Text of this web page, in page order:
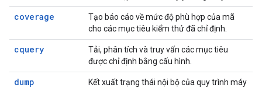
coverage
Tạo báo cáo về mức độ phù hợp của mã
cho các mục tiêu kiểm thử đã chỉ định.
cquery
Tải, phân tích và truy vấn các mục tiêu
được chỉ định bằng cấu hình.
dump
Kết xuất trạng thái nội bộ của quy trình máy